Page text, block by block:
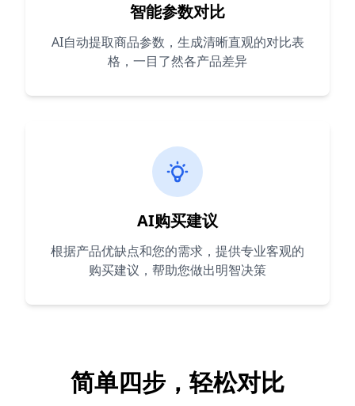
智能参数对比
AI自动提取商品参数，生成清晰直观的对比表
格，一目了然各产品差异
AI购买建议
根据产品优缺点和您的需求，提供专业客观的
购买建议，帮助您做出明智决策
简单四步，轻松对比